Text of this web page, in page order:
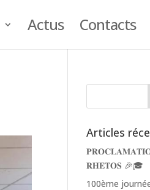
Actus Contacts
Articles
𝐑𝐇𝐄𝐓𝐎𝐒 🎉🎓
100ème